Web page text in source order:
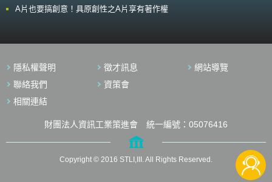
A片也要搞創意！具原創性之A片享有著作權
隱私權聲明 徵才訊息
網站導覽
聯絡我們
資策會
相關連結
財團法人資訊工業策進會 統一編號：05076416
Copyright © 2016 STLI,III. All Rights Reserved.